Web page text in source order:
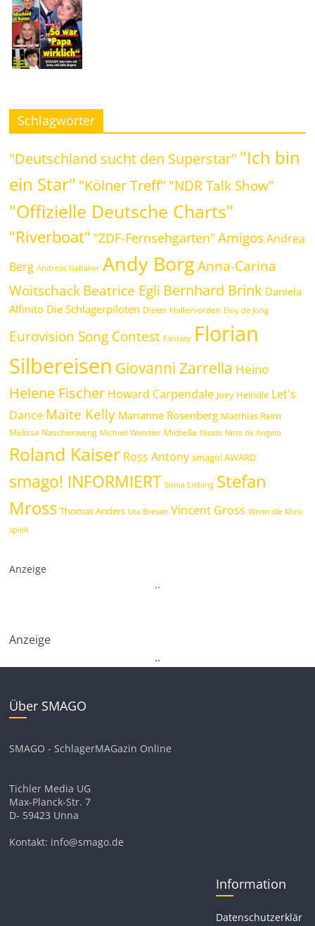
Schlagwörter
"Deutschland sucht den Superstar" "Ich bin
ein Star" "Kölner Treff" "NDR Talk Show"
"Offizielle Deutsche Charts"
"Riverboat" "ZDF-Fernsehgarten" Amigos Andrea
Berg Andreas Gabalier Andy Borg Anna-Carina
WoitschackBeatrice Egli Bernhard Brink Daniela
Alfinito Die Schlagerpiloten Dieter Hallervorden Eloy de Jong
Eurovision Song Contest Fantasy Florian
Silbereisen Giovanni Zarrella Heino
Helene Fischer Howard Carpendale Joey Heindle Let's
Dance Maite Kelly Marianne Rosenberg Matthias Reim
Melissa Naschenweng Michael Wendler Michelle Nicole Nino de Angelo
Roland Kaiser Ross Antony smago! AWARD
smago! INFORMIERT Sonia Liebing Stefan
Mross Thomas Anders Uta Bresan Vincent Gross Wenn die Musi
spielt
Anzeige
..
Anzeige
..
Über SMAGO
SMAGO - SchlagerMAGazin Online
Tichler Media UG
Max-Planck-Str. 7
D- 59423 Unna
Kontakt: info@smago.de
Information
Datenschutzerklär